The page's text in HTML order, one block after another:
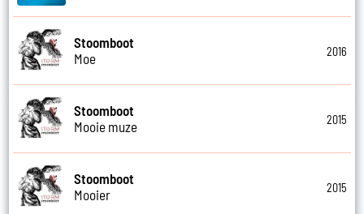
Stoomboot
Moe
2016
Stoomboot
Mooie muze
2015
Stoomboot
Mooier
2015